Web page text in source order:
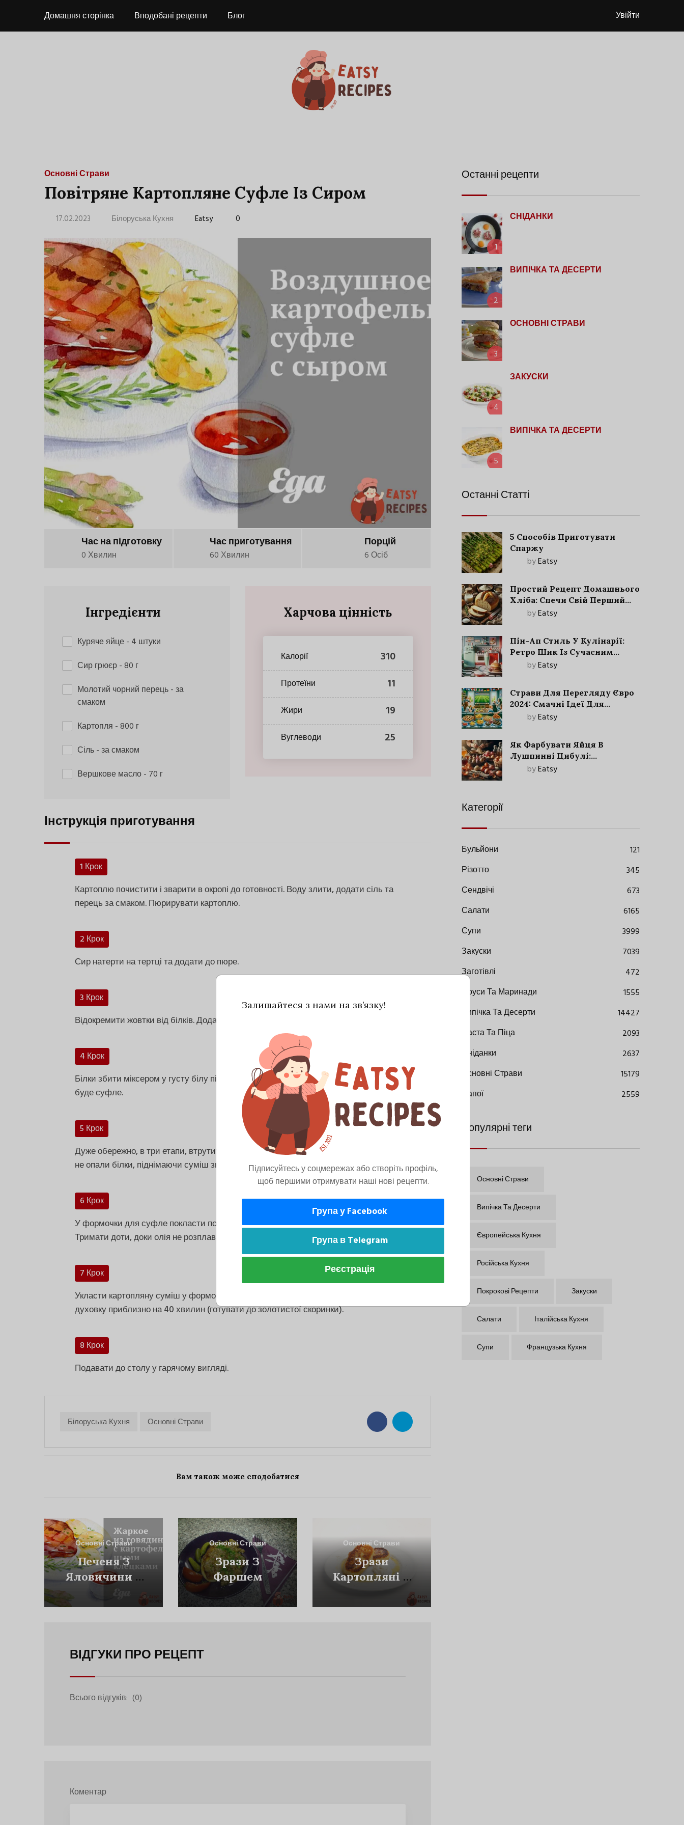
Домашня сторінка Вподобані рецепти Блог Увійти
Основні Страви
Повітряне Картопляне Суфле Із Сиром
17.02.2023 Білоруська Кухня Eatsy 0
Час на підготовку
0 Хвилин
Час приготування
60 Хвилин
Порцій
6 Осіб
Інгредієнти
Куряче яйце- 4 штуки
Сир грюєр- 80 г
Молотий чорний перець- за
смаком
Картопля - 800 г
Сіль- за смаком
Вершкове масло- 70 г
Харчова цінність
Калорії 310
Протеїни 11
Жири 19
Вуглеводи 25
Інструкція приготування
1 Крок
Картоплю почистити і зварити в окропі до готовності. Воду злити, додати сіль та
перець за смаком. Пюрирувати картоплю.
2 Крок
Сир натерти на тертці та додати до пюре.
3 Крок
Відокремити жовтки від білків. Додати жовтки у пюре і добре перемішати.
4 Крок
Білки збити міксером у густу білу піну. Чим краще будуть збиті білки, тим легше
буде суфле.
5 Крок
Дуже обережно, в три етапи, втрутити білки в картопляну масу. Заважати так, щоб
не опали білки, піднімаючи суміш знизу нагору за допомогою ложки.
6 Крок
У формочки для суфле покласти по шматочку олії і поставити в розігріту духовку.
Тримати доти, доки олія не розплавиться.
7 Крок
Укласти картопляну суміш у формочки і поставити в розігріту до 180 градусів
духовку приблизно на 40 хвилин (готувати до золотистої скоринки).
8 Крок
Подавати до столу у гарячому вигляді.
Білоруська Кухня Основні Страви
Вам також може сподобатися
Основні Страви
Печеня З
Яловичини З
Картопляними
Галушками
Основні Страви
Зрази З
Фаршем
Основні Страви
Зрази
Картопляні З
Яйцем
ВІДГУКИ ПРО РЕЦЕПТ
Всього відгуків: (0)
Коментар
Останні рецепти
1
СНІДАНКИ
2
ВИПІЧКА ТА ДЕСЕРТИ
3
ОСНОВНІ СТРАВИ
4
ЗАКУСКИ
5
ВИПІЧКА ТА ДЕСЕРТИ
Останні Статті
5 Способів Приготувати
Спаржу
byEatsy
Простий Рецепт Домашнього
Хліба: Спечи Свій Перший
Запашний Хліб!
byEatsy
Пін-Ап Стиль У Кулінарії:
Ретро Шик Із Сучасним
Акцентом
byEatsy
Страви Для Перегляду Євро
2024: Смачні Ідеї Для
Футбольного Свята
byEatsy
Як Фарбувати Яйця В
Лушпинні Цибулі:
Старовинний Метод З
byEatsy
Категорії
Бульйони
121
Різотто
345
Сендвічі
673
Салати
6165
Супи
3999
Закуски
7039
Заготівлі
472
Соуси Та Маринади
1555
Випічка Та Десерти
14427
Паста Та Піца
2093
Сніданки
2637
Основні Страви
15179
Напої
2559
Популярні теги
Основні Страви
Випічка Та Десерти
Європейська Кухня
Російська Кухня
Покрокові Рецепти Закуски
Салати Італійська Кухня
Супи Французька Кухня
Залишайтеся з нами на зв’язку!
Підписуйтесь у соцмережах або створіть профіль,
щоб першими отримувати наші нові рецепти.
Група у Facebook
Група в Telegram
Реєстрація